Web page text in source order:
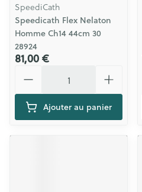
SpeediCath
Speedicath Flex Nelaton
Homme Ch14 44cm 30
28924
81,00 €
Ajouter au panier